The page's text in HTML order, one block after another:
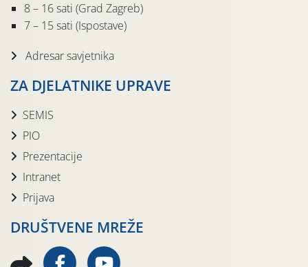
8 – 16 sati (Grad Zagreb)
7 – 15 sati (Ispostave)
Adresar savjetnika
ZA DJELATNIKE UPRAVE
SEMIS
PIO
Prezentacije
Intranet
Prijava
DRUŠTVENE MREŽE